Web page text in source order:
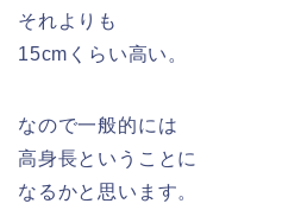
それよりも
15cmくらい高い。
なので一般的には
高身長ということに
なるかと思います。